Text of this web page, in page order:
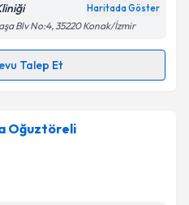
ilişkin
Aydınlatma
kişisel verilerimin belirtilen
kabul ediyorum.
Haritada Göster
Blv No:4, 35220 Konak/İzmir
Talep Et
için randevu takvimi talebi
randevu almanız için bir
posta ile bilgilendireceğiz.
Oğuztöreli